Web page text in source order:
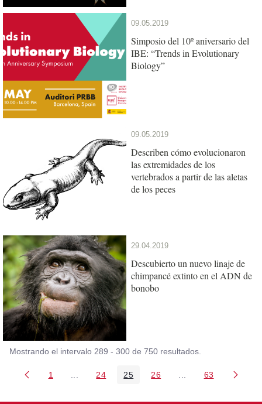
09.05.2019
Simposio del 10º aniversario del
IBE: “Trends in Evolutionary
Biology”
09.05.2019
Describen cómo evolucionaron
las extremidades de los
vertebrados a partir de las aletas
de los peces
29.04.2019
Descubierto un nuevo linaje de
chimpancé extinto en el ADN de
bonobo
Mostrando el intervalo 289 - 300 de 750 resultados.
Página
1 Páginas intermedias Use TAB para
Página
24 Página
25 Página
26 PáginasPágina
63